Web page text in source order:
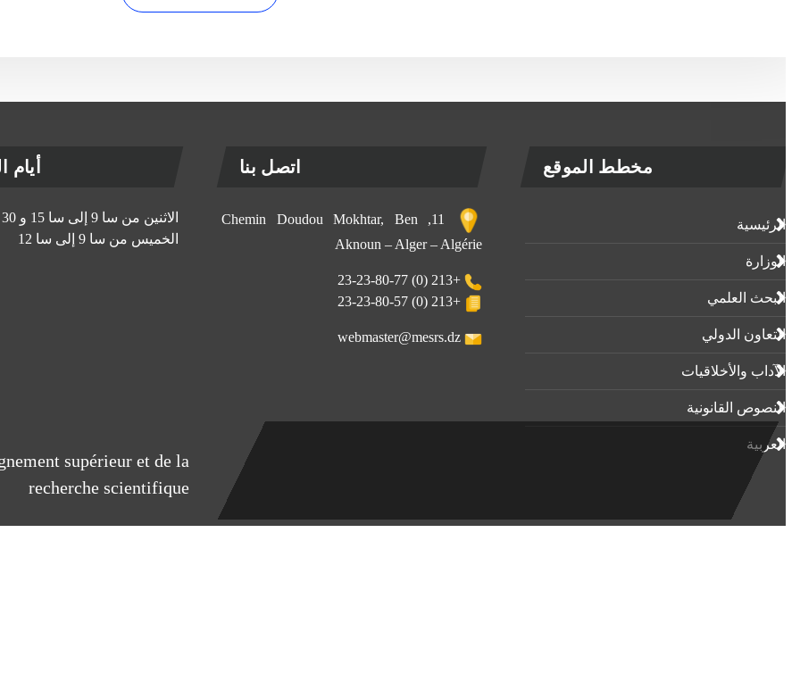
مخطط الموقع
الرئيسية
الوزارة
البحث العلمي
التعاون الدولي
الآداب واﻷخلاقيات
النصوص القانونية
العربية
اتصل بنا
11, Chemin Doudou Mokhtar, Ben
Aknoun – Alger – Algérie
+213 (0) 23-23-80-77
+213 (0) 23-23-80-57
webmaster@mesrs.dz
أيام
الاثنين من سا 9 إلى سا 15 و 30 د
الخميس من سا 9 إلى سا 12
supérieur et de la
recherche scientifique